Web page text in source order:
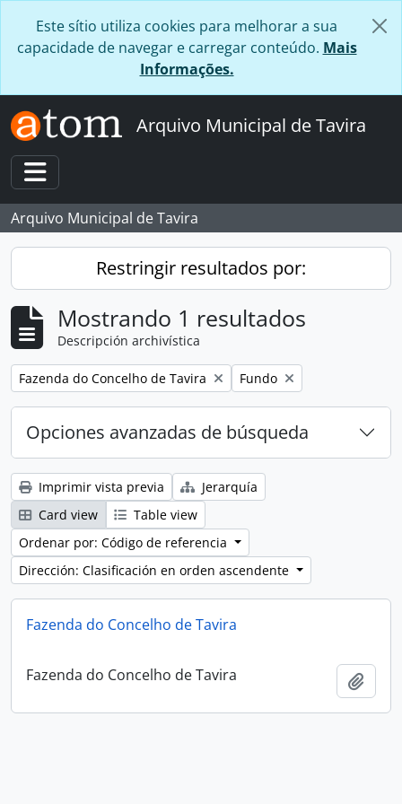
Este sítio utiliza cookies para melhorar a sua
capacidade de navegar e carregar conteúdo. Mais
Informações.
Arquivo Municipal de Tavira
Toggle navigation
Arquivo Municipal de Tavira
Restringir resultados por:
Mostrando 1 resultados
Descripción archivística
Remove filter:
Fazenda do Concelho de Tavira Remove filter:
Fundo
Opciones avanzadas de búsqueda
Imprimir vista previa
Jerarquía
Card view
Table view
Ordenar por: Código de referencia
Dirección: Clasificación en orden ascendente
Fazenda do Concelho de Tavira
Fazenda do Concelho de Tavira